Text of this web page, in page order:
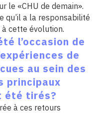
le «CHU de demain».
qu’il a la responsabilité
cette évolution.
l’occasion de
de
au sein des
principaux
été tirés?
à ces retours